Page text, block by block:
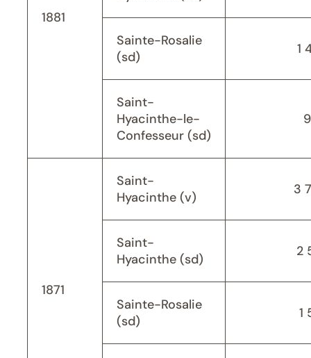
1881
Sainte-Rosalie
(sd)
1
Saint-
Hyacinthe-le-
Confesseur (sd)
1871
Saint-
Hyacinthe (v)
3
Saint-
Hyacinthe (sd)
2
Sainte-Rosalie
(sd)
1